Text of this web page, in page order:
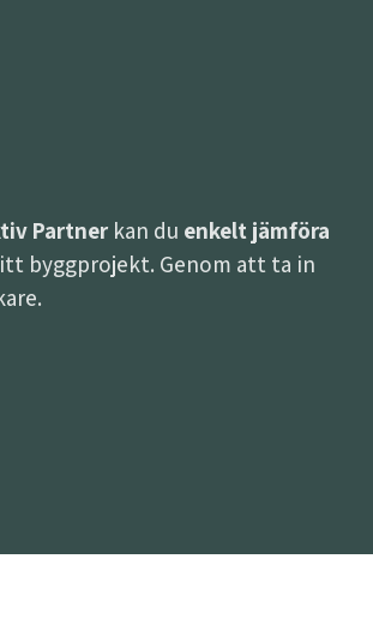
Partner kan du enkelt jämföra
byggprojekt. Genom att ta in